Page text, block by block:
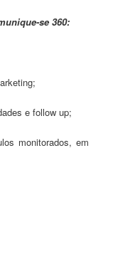
se 360:
e follow up;
monitorados, em